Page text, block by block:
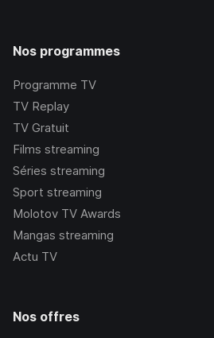
Nos programmes
Programme TV
TV Replay
TV Gratuit
Films streaming
Séries streaming
Sport streaming
Molotov TV Awards
Mangas streaming
Actu TV
Nos offres